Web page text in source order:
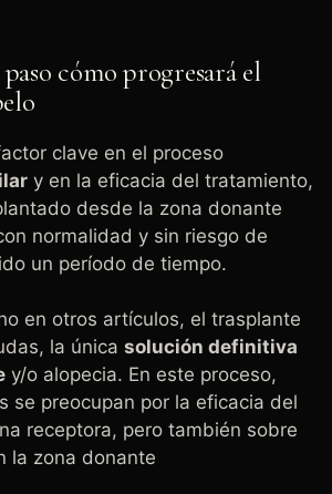
cómo progresará el
clave en el proceso
y en la eficacia del tratamiento,
desde la zona donante
normalidad y sin riesgo de
un período de tiempo.
en otros artículos, el trasplante
la única solución definitiva
y/o alopecia. En este proceso,
se preocupan por la eficacia del
receptora, pero también sobre
la zona donante